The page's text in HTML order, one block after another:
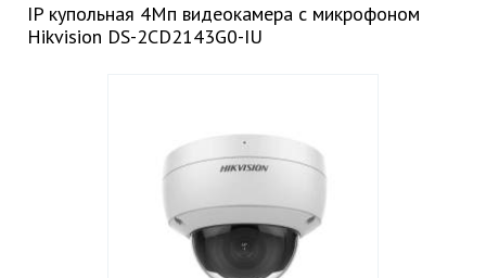
IP купольная 4Мп видеокамера с микрофоном
Hikvision DS-2CD2143G0-IU